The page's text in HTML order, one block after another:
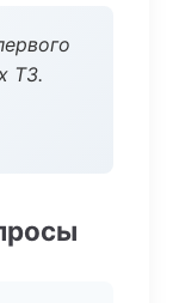
ТЗ.